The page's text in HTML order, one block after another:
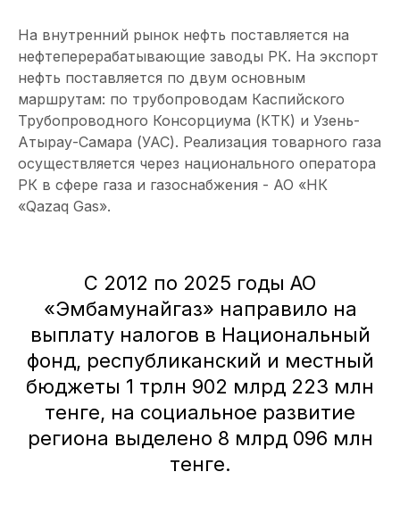
На внутренний рынок нефть поставляется на
нефтеперерабатывающие заводы РК. На экспорт
нефть поставляется по двум основным
маршрутам: по трубопроводам Каспийского
Трубопроводного Консорциума (КТК) и Узень-
Атырау-Самара (УАС). Реализация товарного газа
осуществляется через национального оператора
РК в сфере газа и газоснабжения - АО «НК
«Qazaq Gas».
С 2012 по 2025 годы АО
«Эмбамунайгаз» направило на
выплату налогов в Национальный
фонд, республиканский и местный
бюджеты 1 трлн 902 млрд 223 млн
тенге, на социальное развитие
региона выделено 8 млрд 096 млн
тенге.